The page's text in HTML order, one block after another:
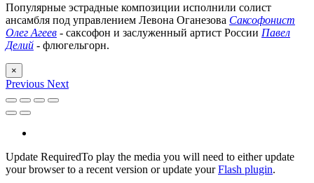
Популярные эстрадные композиции исполнили солист
ансамбля под управлением Левона Оганезова Саксофонист
Олег Агеев - саксофон и заслуженный артист России Павел
Делий - флюгельгорн.
×
Previous Next
Update RequiredTo play the media you will need to either update
your browser to a recent version or update yourFlash plugin.